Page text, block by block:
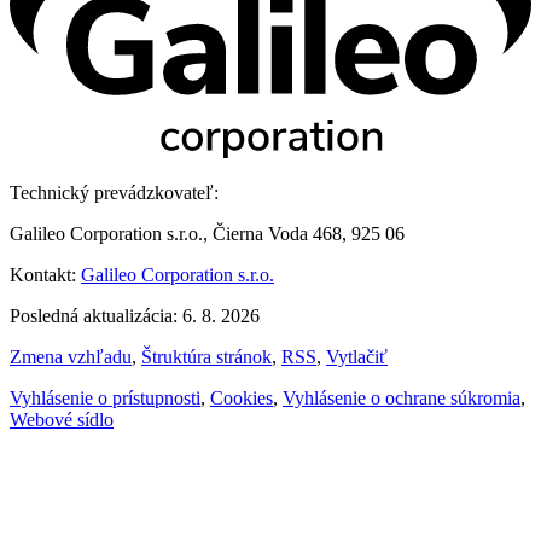
Technický prevádzkovateľ:
Galileo Corporation s.r.o., Čierna Voda 468, 925 06
Kontakt: Galileo Corporation s.r.o.
Posledná aktualizácia: 6. 8. 2026
Zmena vzhľadu, Štruktúra stránok, RSS, Vytlačiť
Vyhlásenie o prístupnosti, Cookies, Vyhlásenie o ochrane súkromia,
Webové sídlo